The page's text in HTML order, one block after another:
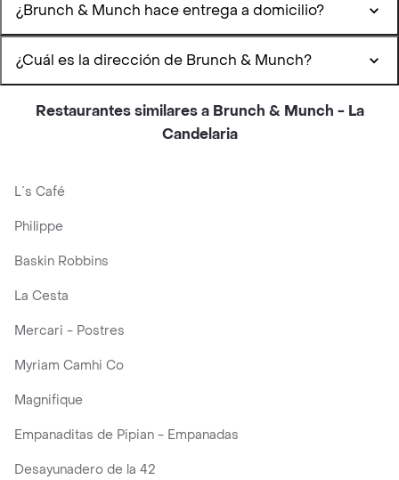
¿Brunch & Munch hace entrega a domicilio?
¿Cuál es la dirección de Brunch & Munch?
Restaurantes similares a Brunch & Munch - La
Candelaria
L´s Café
Philippe
Baskin Robbins
La Cesta
Mercari - Postres
Myriam Camhi Co
Magnifique
Empanaditas de Pipian - Empanadas
Desayunadero de la 42